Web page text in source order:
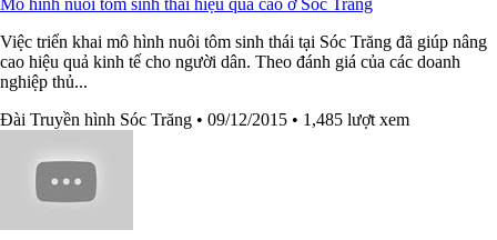
Việc triển khai mô hình nuôi tôm sinh thái tại Sóc Trăng đã giúp nâng
cao hiệu quả kinh tế cho người dân. Theo đánh giá của các doanh
nghiệp thủ...
Đài Truyền hình Sóc Trăng • 09/12/2015 • 1,485 lượt xem